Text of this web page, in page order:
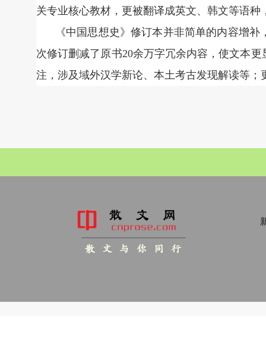
关专业核心教材，更被翻译成英文、韩文等语
《中国思想史》修订本并非简单的内容增
次修订删减了原书20余万字冗余内容，使文本
注，涉及域外汉学新论、本土考古发现解读等
散 文 与 你 同 行